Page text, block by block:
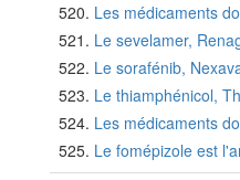
Les médicaments
Le sevelamer,
Le sorafénib,
Le thiamphénicol,
Les médicaments
Le fomépizole est